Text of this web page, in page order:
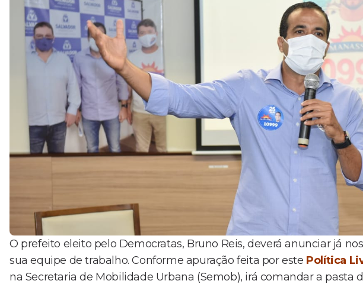
O prefeito eleito pelo Democratas, Bruno Reis, deverá anunciar já
sua equipe de trabalho. Conforme apuração feita por este Política
na Secretaria de Mobilidade Urbana (Semob), irá comandar a pasta